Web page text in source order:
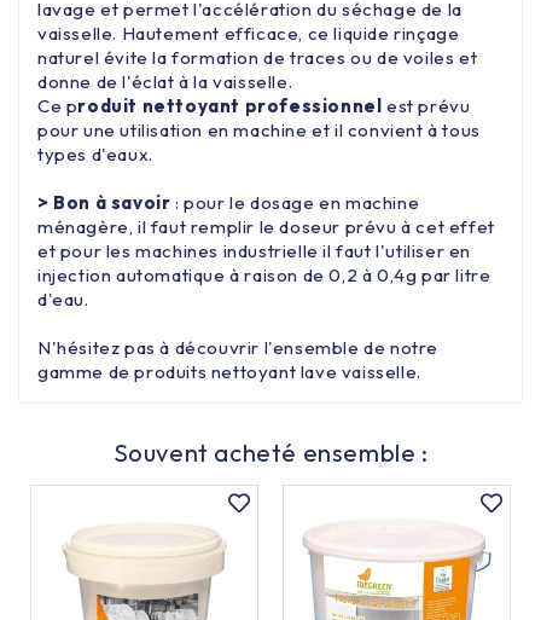
lavage et permet l'accélération du séchage de la
vaisselle. Hautement efficace, ce liquide rinçage
naturel évite la formation de traces ou de voiles et
donne de l'éclat à la vaisselle.
Ce produit nettoyant professionnel est prévu
pour une utilisation en machine et il convient à tous
types d'eaux.
> Bon à savoir : pour le dosage en machine
ménagère, il faut remplir le doseur prévu à cet effet
et pour les machines industrielle il faut l'utiliser en
injection automatique à raison de 0,2 à 0,4g par litre
d'eau.
N'hésitez pas à découvrir l'ensemble de notre
gamme deproduits nettoyant lave vaisselle.
Souvent acheté ensemble :